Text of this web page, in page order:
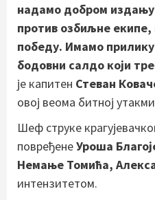
надамо добром издању
против озбиљне екипе,
победу. Имамо
бодовни салдо који
је капитен Стеван
овој веома битној
Шеф струке
повређенеУроша
Немање Томића,
интензитетом.